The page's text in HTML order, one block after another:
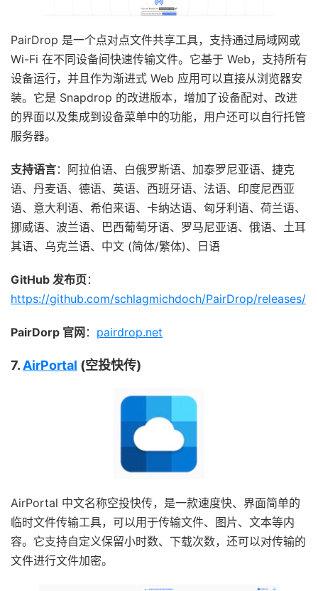
PairDrop 是一个点对点文件共享工具，支持通过局域网或
Wi-Fi 在不同设备间快速传输文件。它基于 Web，支持所有
设备运行，并且作为渐进式 Web 应用可以直接从浏览器安
装。它是 Snapdrop 的改进版本，增加了设备配对、改进
的界面以及集成到设备菜单中的功能，用户还可以自行托管
服务器。
支持语言：阿拉伯语、白俄罗斯语、加泰罗尼亚语、捷克
语、丹麦语、德语、英语、西班牙语、法语、印度尼西亚
语、意大利语、希伯来语、卡纳达语、匈牙利语、荷兰语、
挪威语、波兰语、巴西葡萄牙语、罗马尼亚语、俄语、土耳
其语、乌克兰语、中文 (简体/繁体)、日语
GitHub 发布页：
https://github.com/schlagmichdoch/PairDrop/releases/
PairDorp 官网 ： pairdrop.net
7.AirPortal (空投快传)
AirPortal 中文名称空投快传，是一款速度快、界面简单的
临时文件传输工具，可以用于传输文件、图片、文本等内
容。它支持自定义保留小时数、下载次数，还可以对传输的
文件进行文件加密。